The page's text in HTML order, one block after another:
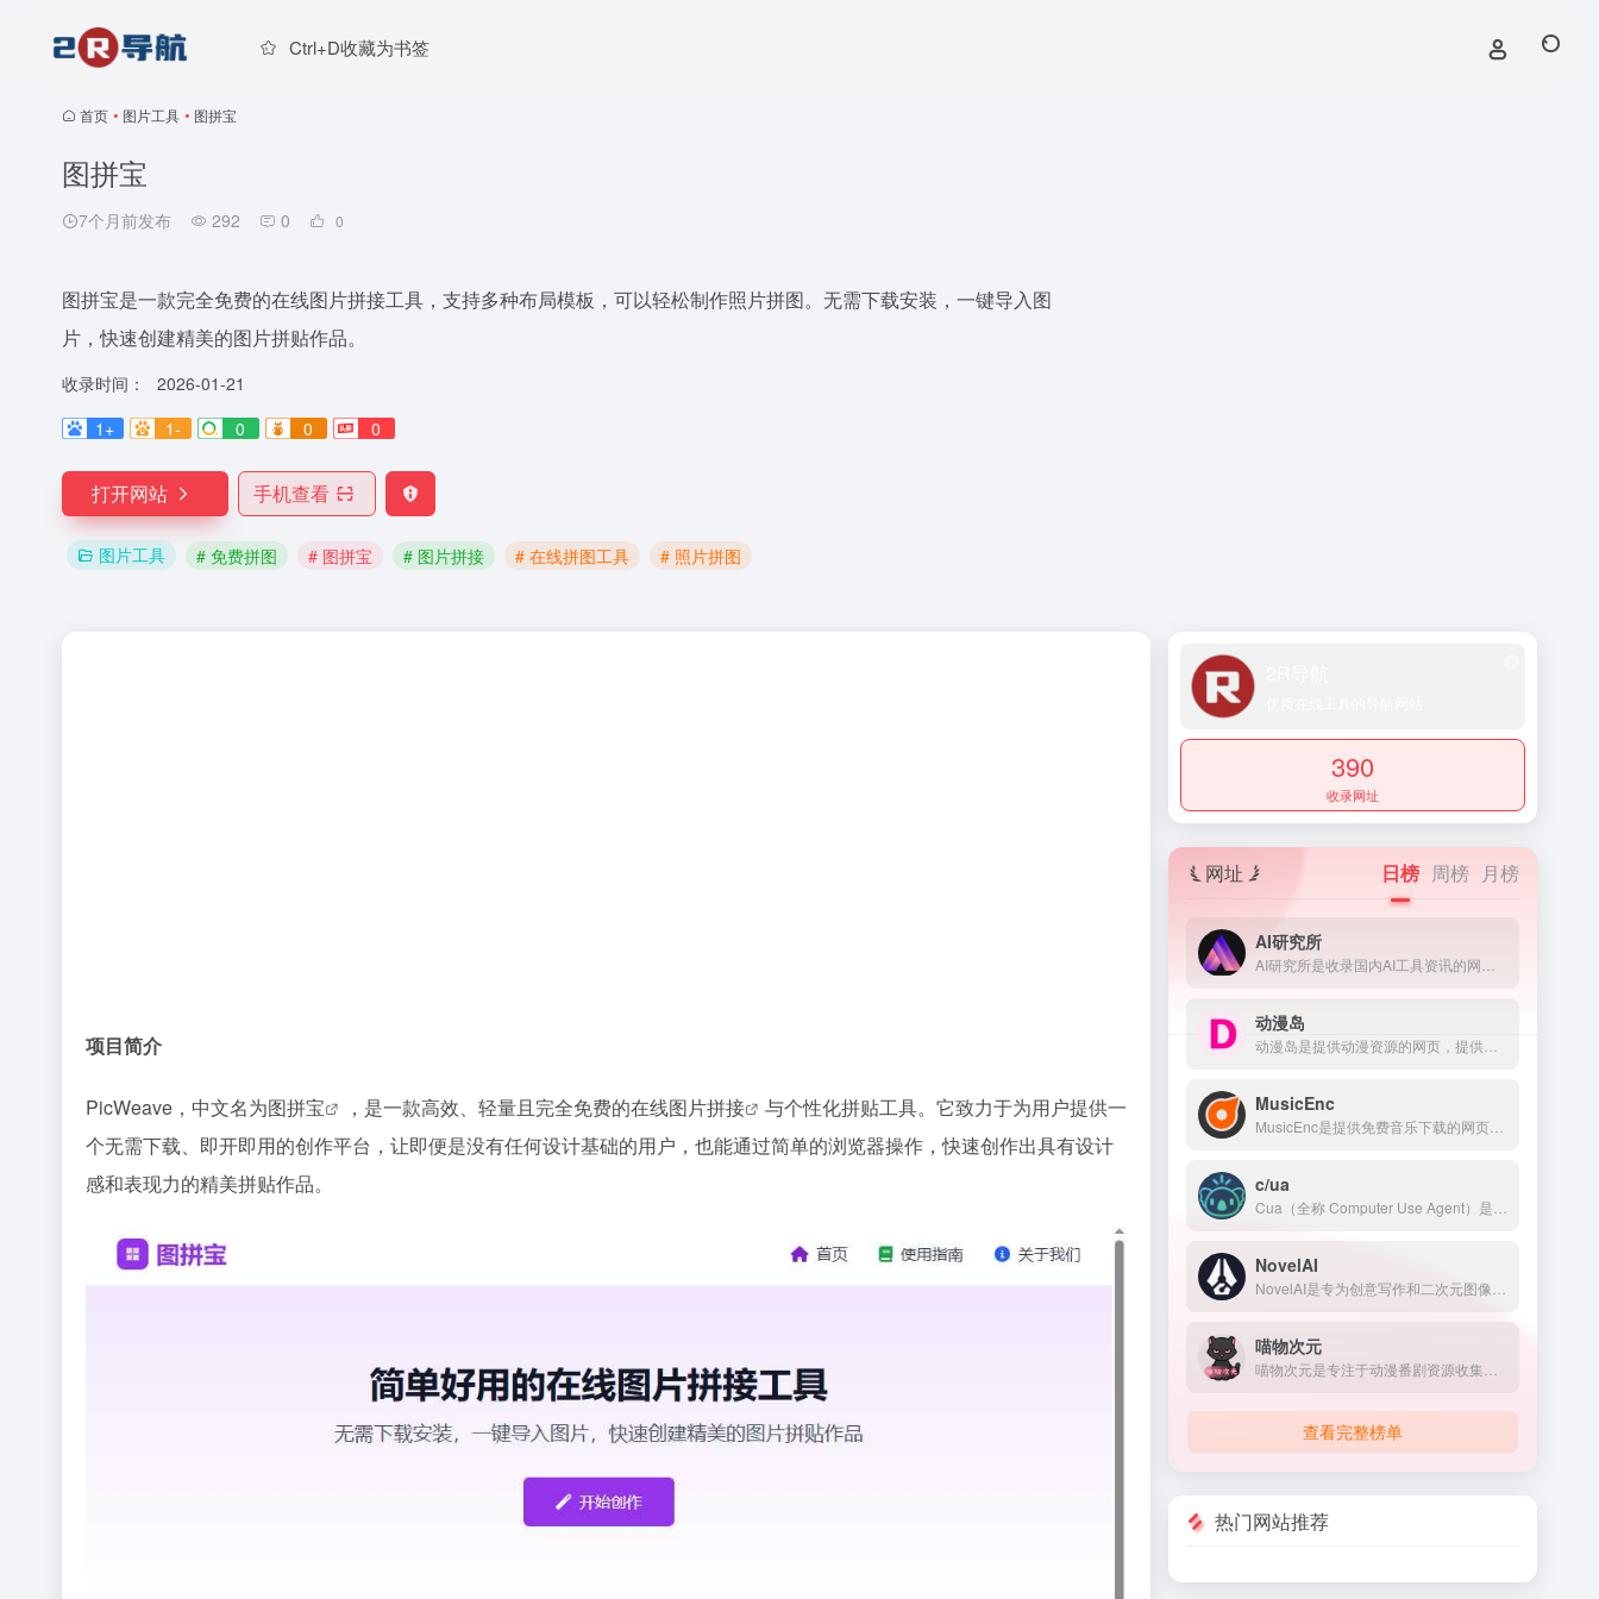
Ctrl+D收藏为书签
首页 • 图片工具 • 图拼宝
图拼宝
7个月前发布 292 0 0
图拼宝是一款完全免费的在线图片拼接工具，支持多种布局模板，可以轻松制作照片拼图。无需下载安装，一键导入图
片，快速创建精美的图片拼贴作品。
收录时间：
2026-01-21
1+
1- 0 0 0
打开网站 手机查看
图片工具 # 免费拼图 # 图拼宝 # 图片拼接 # 在线拼图工具 # 照片拼图
项目简介
PicWeave，中文名为图拼宝 ，是一款高效、轻量且完全免费的在线图片拼接
与个性化拼贴工具。它致力于为用户提供一
个无需下载、即开即用的创作平台，让即便是没有任何设计基础的用户，也能通过简单的浏览器操作，快速创作出具有设计
感和表现力的精美拼贴作品。
390
收录网址
网址 日榜 周榜 月榜
AI研究所
动漫岛
MusicEnc
c/ua
NovelAI
喵物次元
查看完整榜单
热门网站推荐